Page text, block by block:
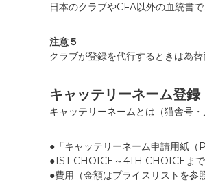
日本のクラブやCFA以外の血統書
注意５
クラブが登録を代行するときは為
キャッテリーネーム登録
キャッテリーネームとは（猫舎号
●「キャッテリーネーム申請用紙（
●1ST CHOICE～4TH CHOICEま
●費用（金額はプライスリストを参